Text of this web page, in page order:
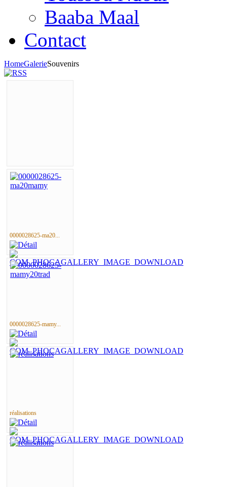
Baaba Maal
Contact
HomeGalerieSouvenirs
0000028625-ma20...
0000028625-mamy...
réalisations